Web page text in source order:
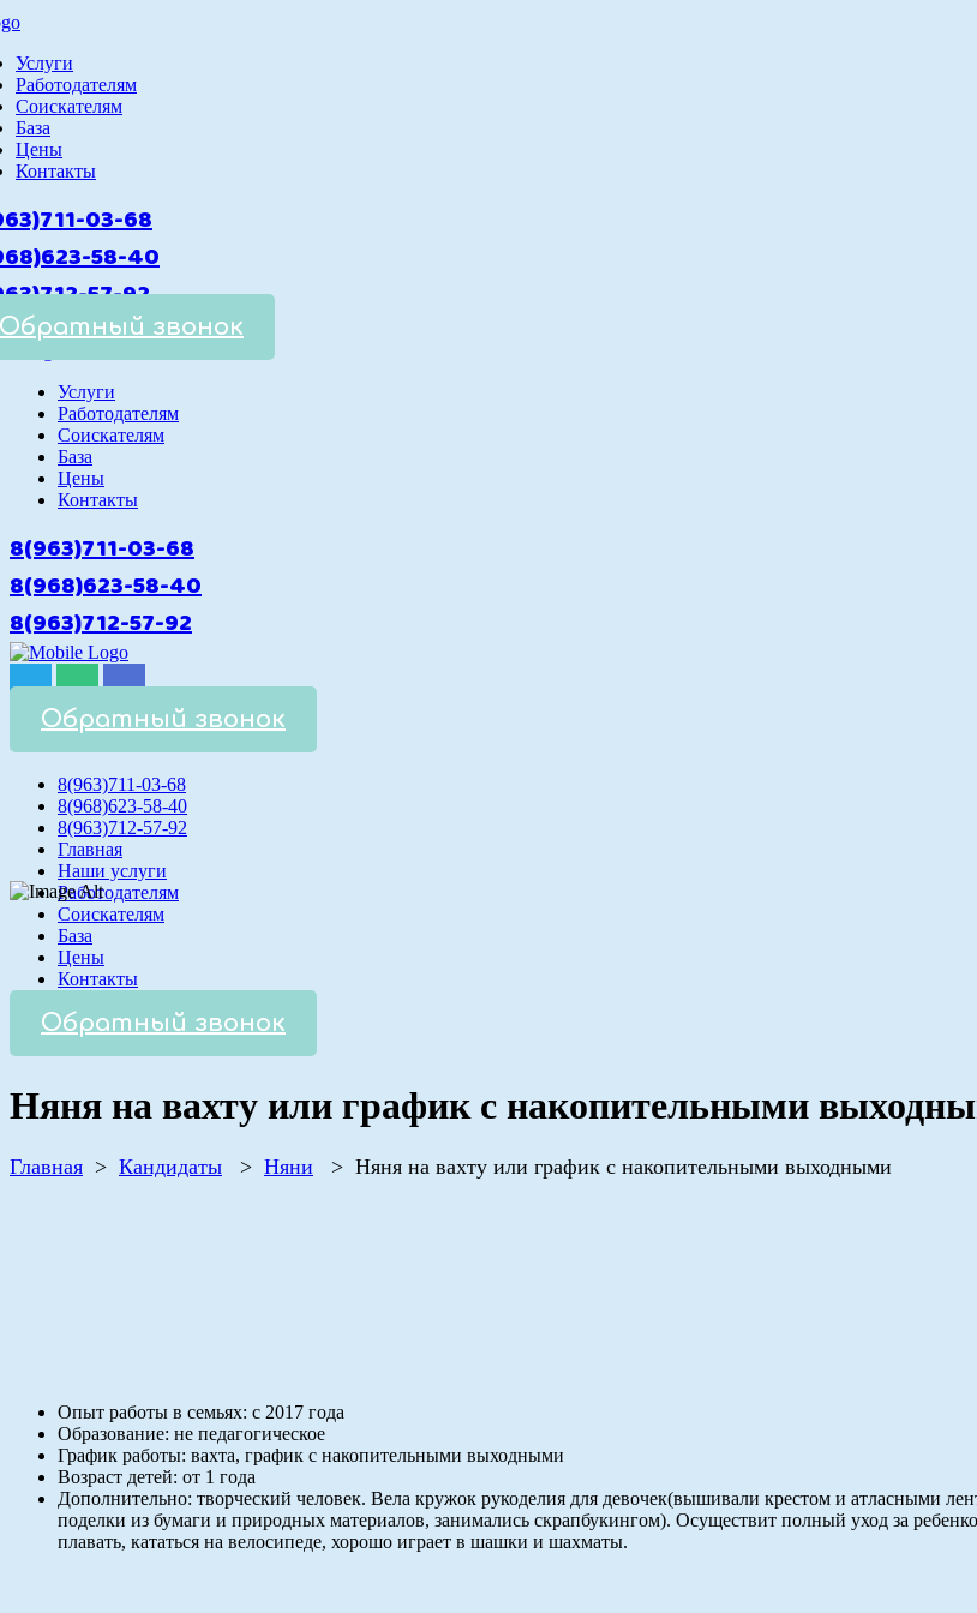
Услуги
Работодателям
Cоискателям
База
Цены
Контакты
03-68
58-40
57-92
Обратный звонок
Услуги
Работодателям
Cоискателям
База
Цены
Контакты
8(963)711-03-68
8(968)623-58-40
8(963)712-57-92
Обратный звонок
8(963)711-03-68
8(968)623-58-40
8(963)712-57-92
Главная
Наши услуги
Работодателям
Соискателям
База
Цены
Контакты
Обратный звонок
Няня на вахту или график с накопительными
Главная > Кандидаты > Няни > Няня на вахту или график с накопительными выходными
Опыт работы в семьях: с 2017 года
Образование: не педагогическое
График работы: вахта, график с накопительными выходными
Возраст детей: от 1 года
Дополнительно: творческий человек. Вела кружок рукоделия для девочек(вышивали крестом и атласными
поделки из бумаги и природных материалов, занимались скрапбукингом). Осуществит полный уход за
плавать, кататься на велосипеде, хорошо играет в шашки и шахматы.